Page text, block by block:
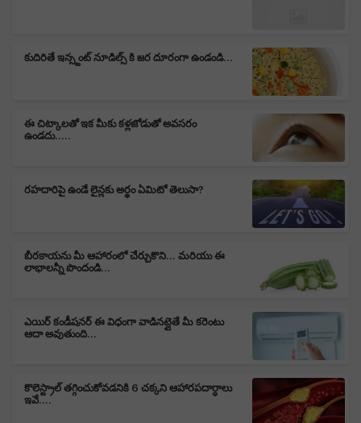
కుదిరితే ఇన్స్టంట్ నూడిల్స్ కి జర దూరంగా ఉండండి...
ఈ చిట్కాలతో ఇక మీకు కళ్లజోడుతో అవసరం
ఉండదు.....
రహదారిపై ఉండే లైన్లకు అర్థం ఏమిటో తెలుసా?
బీరకాయను మీ ఆహారంలో చేర్చుకొని... మరియు ఈ
లాభాలన్నీ పొందండి...
ఎయిర్ కండీషనర్ ఈ విధంగా వాడినట్లైతే మీ కరెంటు
ఆదా అవుతుంది...
కొలెస్ట్రాల్ తగ్గించుకోవడనికి 6 చక్కని ఆహారపదార్ధాలు
ఇవే....